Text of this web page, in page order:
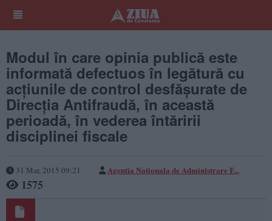
Modul în care opinia publică este
informată defectuos în legătură cu
acțiunile de control desfășurate de
Direcția Antifraudă, în această
perioadă, în vederea întăririi
disciplinei fiscale
31 Mar, 2015 09:21 Agentia Nationala de Administrare F...
1575